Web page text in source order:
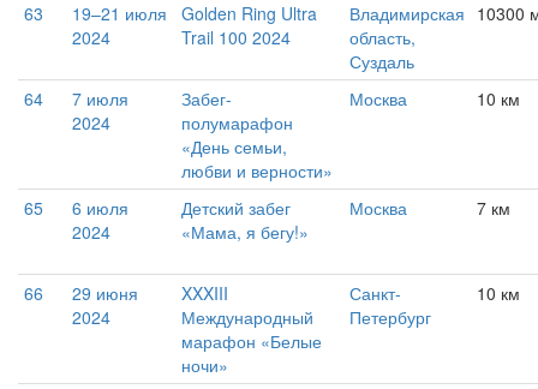
63
19–21 июля
2024
Golden Ring Ultra
Trail 100 2024
Владимирская
область,
Суздаль
10300
64
7 июля
2024
Забег-
полумарафон
«День семьи,
любви и верности»
Москва 10 км
65
6 июля
2024
Детский забег
«Мама, я бегу!»
Москва 7 км
66
29 июня
2024
XXXIII
Международный
марафон «Белые
ночи»
Санкт-
Петербург
10 км